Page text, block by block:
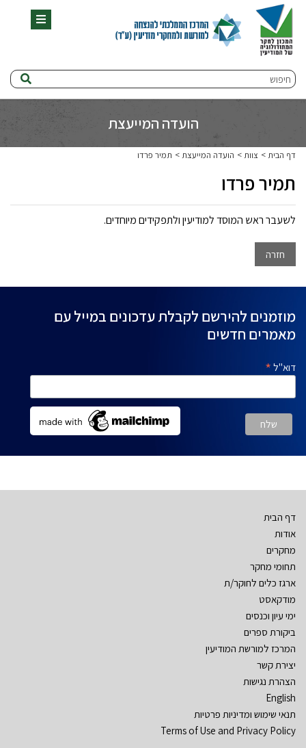
חיפוש
תפריט
הועדה המייעצת
דף הבית צוות הועדה המייעצת תמיר פרדו
תמיר פרדו
לשעבר ראש המוסד למודיעין ולתפקידים מיוחדים.
חזרה
מוזמנים להירשם לקבלת עדכונים במייל עם
מאמרים חדשים
דוא"ל *
דף הבית
אודות
מחקרים
תחומי מחקר
ארגז כלים לחוקר/ת
מודקאסט
ימי עיון וכנסים
ביקורת ספרים
המרכז למורשת המודיעין
יצירת קשר
הצהרת נגישות
English
תנאי שימוש ומדיניות פרטיות
Terms of Use and Privacy Policy